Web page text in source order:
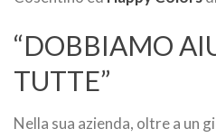
“DOBBIAMO
TUTTE”
Nella sua azienda, oltre a un